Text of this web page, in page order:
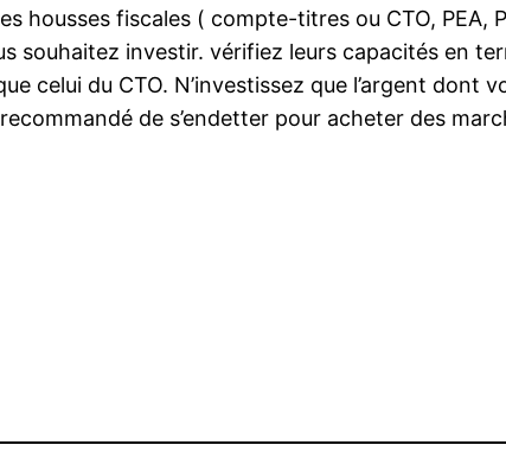
housses fiscales ( compte-titres ou CTO, PEA,
investir. vérifiez leurs capacités en
celui du CTO. N’investissez que l’argent dont
de s’endetter pour acheter des